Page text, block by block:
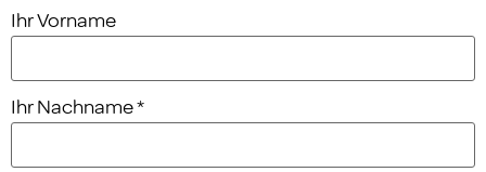
Ihr Vorname
Ihr Nachname*